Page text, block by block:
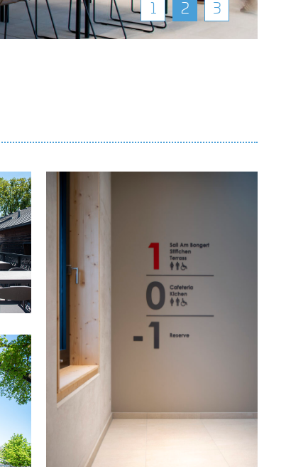
F +352 33 20 81
Anfahrt Bereldange
Anfahrt Wasserbillig
Anfahrt Rambrouch
1 2 3